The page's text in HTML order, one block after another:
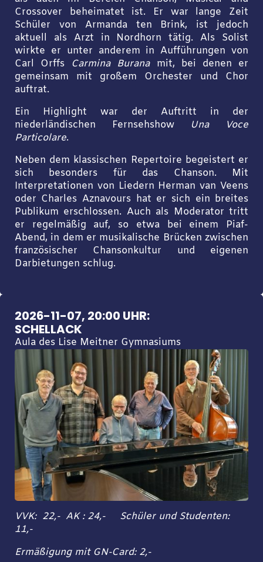
Crossover beheimatet ist. Er war lange Zeit
Schüler von Armanda ten Brink, ist jedoch
aktuell als Arzt in Nordhorn tätig. Als Solist
wirkte er unter anderem in Aufführungen von
Carl Orffs Carmina Buranamit, bei denen er
gemeinsam mit großem Orchester und Chor
auftrat.
Ein Highlight war der Auftritt in der
niederländischen Fernsehshow
Una Voce
Particolare.
Neben dem klassischen Repertoire begeistert er
sich besonders für das Chanson. Mit
Interpretationen von Liedern Herman van Veens
oder Charles Aznavours hat er sich ein breites
Publikum erschlossen. Auch als Moderator tritt
er regelmäßig auf, so etwa bei einem Piaf-
Abend, in dem er musikalische Brücken zwischen
französischer Chansonkultur und eigenen
Darbietungen schlug.
2026-11-07, 20:00 UHR:
SCHELLACK
Aula des Lise Meitner Gymnasiums
VVK: 22,- AK : 24,- Schüler und Studenten:
11,-
Ermäßigung mit GN-Card: 2,-